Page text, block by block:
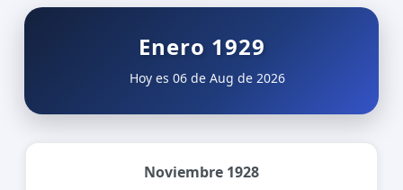
Enero 1929
Hoy es 06 de Aug de 2026
Noviembre 1928